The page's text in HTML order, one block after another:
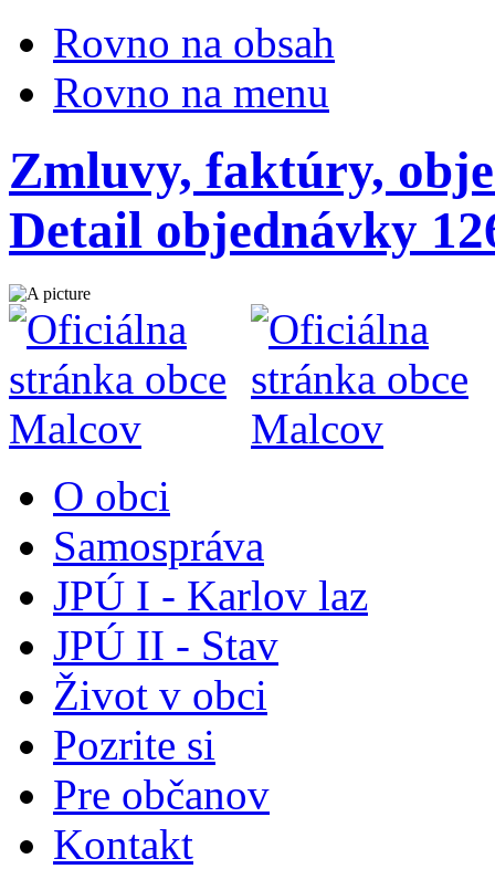
Rovno na obsah
Rovno na menu
Zmluvy, faktúry,
Detail objednávky
O obci
Samospráva
JPÚ I - Karlov laz
JPÚ II - Stav
Život v obci
Pozrite si
Pre občanov
Kontakt